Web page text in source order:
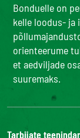
Bonduelle on
kelle loodus- ja
orienteerume
et aedviljade
suuremaks.
Tarbijate